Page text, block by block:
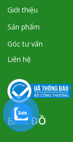
Giới thiệu
Sản phẩm
Góc tư vấn
Liên hệ
BẢN ĐỒ